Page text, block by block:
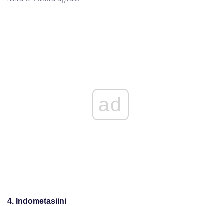
ad
4. Indometasiini